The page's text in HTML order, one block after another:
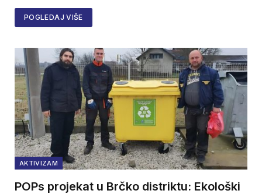
POGLEDAJ VIŠE
AKTIVIZAM
POPs projekat u Brčko distriktu: Ekološki